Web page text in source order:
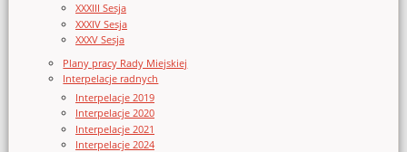
XXXIII Sesja
XXXIV Sesja
XXXV Sesja
Plany pracy Rady Miejskiej
Interpelacje radnych
Interpelacje 2019
Interpelacje 2020
Interpelacje 2021
Interpelacje 2024